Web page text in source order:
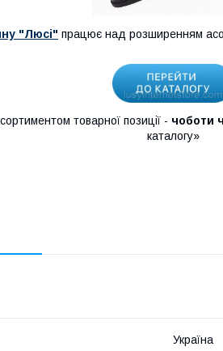
"Люсі" працює над розширенням
товарної позиції - чоботи
каталогу»
Україна